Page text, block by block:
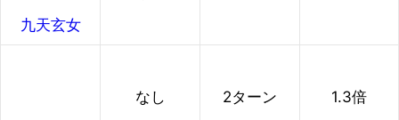
九天玄女
なし 2ターン 1.3倍